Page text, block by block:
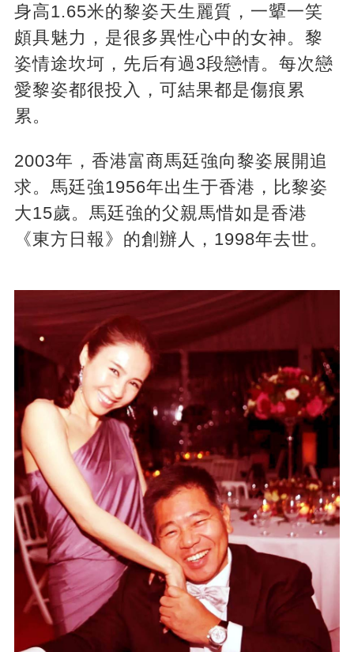
身高1.65米的黎姿天生麗質，一顰一笑
頗具魅力，是很多異性心中的女神。黎
姿情途坎坷，先后有過3段戀情。每次戀
愛黎姿都很投入，可結果都是傷痕累
累。
2003年，香港富商馬廷強向黎姿展開追
求。馬廷強1956年出生于香港，比黎姿
大15歲。馬廷強的父親馬惜如是香港
《東方日報》的創辦人，1998年去世。